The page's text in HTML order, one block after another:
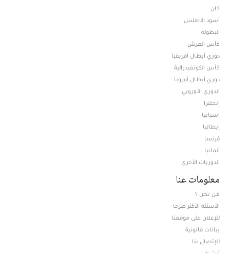
كان
أسود الأطلس
البطولة
كأس العرش
دوري أبطال افريقيا
كأس الكونفيدرالية
دوري أبطال أوروبا
الدوري الأوروبي
إنجلترا
إسبانيا
إيطاليا
فرنسا
ألمانيا
الدوريات الأخرى
معلومات عنا
من نحن ؟
الأسئلة الأكثر طرحا
للإعلان على موقعنا
بيانات قانونية
للإتصال بنا